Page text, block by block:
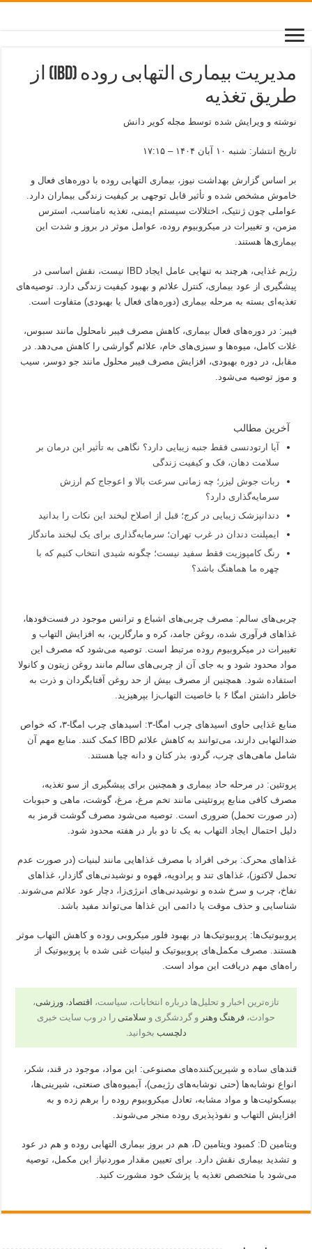
مدیریت بیماری التهابی روده (IBD) از
طریق تغذیه
نوشته و ویرایش شده توسط مجله کویر دانش
تاریخ انتشار: شنبه ۱۰ آبان ۱۴۰۴ – ۱۷:۱۵
بر اساس گزارش بهداشت نیوز، بیماری التهابی روده با دوره‌های فعال و
خاموش مشخص شده و تأثیر قابل توجهی بر کیفیت زندگی بیماران دارد.
عواملی چون ژنتیک، اختلالات سیستم ایمنی، تغذیه نامناسب، استرس
مزمن، و تغییرات در میکروبیوم روده، عوامل موثر در بروز و شدت این
بیماری‌ها هستند.
رژیم غذایی، هرچند به تنهایی عامل ایجاد IBD نیست، نقش اساسی در
پیشگیری از عود بیماری، کنترل علائم و بهبود کیفیت زندگی دارد. توصیه‌های
تغذیه‌ای بسته به مرحله بیماری (دوره‌های فعال یا بهبودی) متفاوت است.
فیبر: در دوره‌های فعال بیماری، کاهش مصرف فیبر نامحلول مانند سبوس،
غلات کامل، میوه‌ها و سبزی‌های خام، علائم گوارشی را کاهش می‌دهد. در
مقابل، در دوره بهبودی، افزایش مصرف فیبر محلول مانند جو دوسر، سیب
و موز توصیه می‌شود.
آخرین مطالب
آیا ارتودنسی فقط جنبه زیبایی دارد؟ نگاهی به تأثیر این درمان بر
سلامت دهان، فک و کیفیت زندگی
ربات جوش لیزر؛ چه زمانی سرعت بالا و اعوجاج کم ارزش
سرمایه‌گذاری دارد؟
دندانپزشک زیبایی در کرج؛ قبل از اصلاح لبخند این نکات را بدانید
ایمپلنت دندان در غرب تهران؛ سرمایه‌گذاری برای یک لبخند ماندگار
رنگ کامپوزیت فقط سفید نیست؛ چگونه شیدی انتخاب کنیم که با
چهره ما هماهنگ باشد؟
چربی‌های سالم: مصرف چربی‌های اشباع و ترانس موجود در فست‌فودها،
غذاهای فرآوری شده، روغن جامد، کره و مارگارین، به افزایش التهاب و
تغییرات در میکروبیوم روده مرتبط است. توصیه می‌شود که مصرف این
مواد محدود شود و به جای آن از چربی‌های سالم مانند روغن زیتون و کانولا
استفاده شود. همچنین از مصرف بیش از حد روغن آفتابگردان و ذرت به
خاطر داشتن امگا ۶ با خاصیت التهاب‌زا بپرهیزید.
منابع غذایی حاوی اسیدهای چرب امگا-۳: اسیدهای چرب امگا-۳، که خواص
ضدالتهابی دارند، می‌توانند به کاهش علائم IBD کمک کنند. منابع مهم آن
شامل ماهی‌های چرب، گردو، بذر کتان و دانه چیا هستند.
پروتئین: در مرحله حاد بیماری و همچنین برای پیشگیری از سو تغذیه،
مصرف کافی منابع پروتئینی مانند تخم مرغ، مرغ، گوشت، ماهی و حبوبات
(در صورت تحمل) ضروری است. توصیه می‌شود مصرف گوشت قرمز به
دلیل احتمال ایجاد التهاب به یک تا دو بار در هفته محدود شود.
غذاهای محرک: برخی افراد با مصرف غذاهایی مانند لبنیات (در صورت عدم
تحمل لاکتوز)، غذاهای تند و پرادویه، قهوه و نوشیدنی‌های گازدار، غذاهای
نفاخ، چرب و سرخ شده و نوشیدنی‌های انرژی‌زا، دچار عود علائم می‌شوند.
شناسایی و حذف موقت یا دائمی این غذاها می‌تواند مفید باشد.
پروبیوتیک‌ها: پروبیوتیک‌ها در بهبود فلور میکروبی روده و کاهش التهاب موثر
هستند. مصرف مکمل‌های پروبیوتیک و لبنیات غنی شده با پروبیوتیک از
راه‌های مهم دریافت این مواد است.
تازه‌ترین اخبار و تحلیل‌ها درباره انتخابات، سیاست، اقتصاد، ورزشی،
حوادث، فرهنگ وهنر و گردشگری و سلامتی را در وب سایت خبری
دلچسب بخوانید.
قندهای ساده و شیرین‌کننده‌های مصنوعی: این مواد، موجود در قند، شکر،
انواع نوشابه‌ها (حتی نوشابه‌های رژیمی)، آبمیوه‌های صنعتی، شیرینی‌ها،
بیسکوئیت‌ها و مواد مشابه، تعادل میکروبیوم روده را برهم زده و به
افزایش التهاب و نفوذپذیری روده منجر می‌شوند.
ویتامین D: کمبود ویتامین D، هم در بروز بیماری التهابی روده و هم در عود
و تشدید بیماری نقش دارد. برای تعیین مقدار موردنیاز این مکمل، توصیه
می‌شود با متخصص تغذیه یا پزشک خود مشورت کنید.